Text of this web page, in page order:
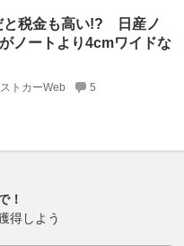
と税金も高い!? 日産ノ
ノートより4cmワイドな
トカーWeb 5
！
得しよう